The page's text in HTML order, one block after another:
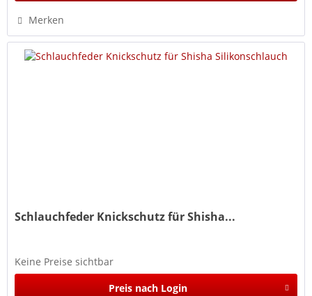
Merken
Schlauchfeder Knickschutz für Shisha...
Keine Preise sichtbar
Preis nach Login